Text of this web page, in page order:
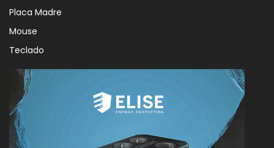
Placa Madre
Mouse
Teclado